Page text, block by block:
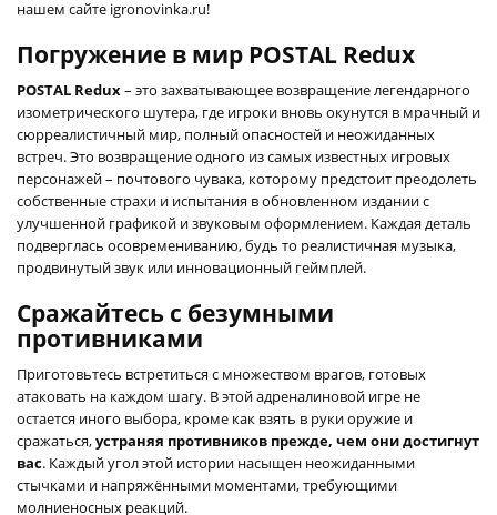
нашем сайте igronovinka.ru!
Погружение в мир POSTAL Redux
POSTAL Redux– это захватывающее возвращение легендарного
изометрического шутера, где игроки вновь окунутся в мрачный и
сюрреалистичный мир, полный опасностей и неожиданных
встреч. Это возвращение одного из самых известных игровых
персонажей – почтового чувака, которому предстоит преодолеть
собственные страхи и испытания в обновленном издании с
улучшенной графикой и звуковым оформлением. Каждая деталь
подверглась осовремениванию, будь то реалистичная музыка,
продвинутый звук или инновационный геймплей.
Сражайтесь с безумными
противниками
Приготовьтесь встретиться с множеством врагов, готовых
атаковать на каждом шагу. В этой адреналиновой игре не
остается иного выбора, кроме как взять в руки оружие и
сражаться,устраняя противников прежде, чем они достигнут
вас. Каждый угол этой истории насыщен неожиданными
стычками и напряжёнными моментами, требующими
молниеносных реакций.